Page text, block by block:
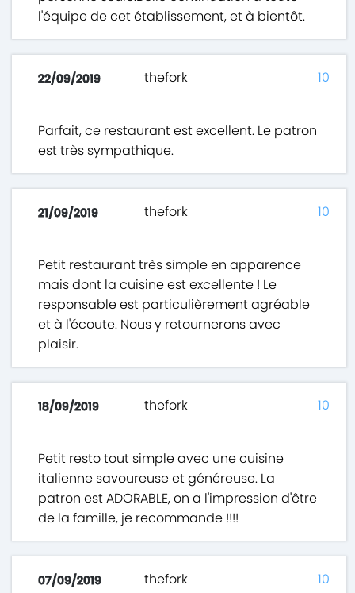
l'équipe de cet établissement, et à bientôt.
22/09/2019 thefork
Parfait, ce restaurant est excellent. Le patron
est très sympathique.
10
21/09/2019 thefork
Petit restaurant très simple en apparence
mais dont la cuisine est excellente ! Le
responsable est particulièrement agréable
et à l'écoute. Nous y retournerons avec
plaisir.
10
18/09/2019 thefork
Petit resto tout simple avec une cuisine
italienne savoureuse et généreuse. La
patron est ADORABLE, on a l'impression d'être
de la famille, je recommande !!!!
10
07/09/2019 thefork 10